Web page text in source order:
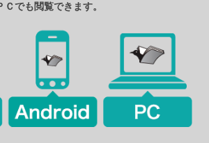
でも閲覧できます。